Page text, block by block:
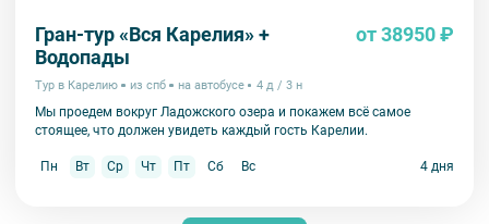
Гран-тур «Вся Карелия» +
Водопады
от 38950 ₽
Тур в Карелию из спб на автобусе 4 д / 3 н
Мы проедем вокруг Ладожского озера и покажем всё самое
стоящее, что должен увидеть каждый гость Карелии.
Пн Вт Ср Чт Пт Сб Вс 4 дня